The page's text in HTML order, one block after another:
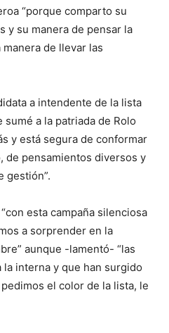
“porque comparto su
y su manera de pensar la
de llevar las
a intendente de la lista
a la patriada de Rolo
y está segura de conformar
de pensamientos diversos y
gestión”.
esta campaña silenciosa
a sorprender en la
aunque -lamentó- “las
interna y que han surgido
el color de la lista, le